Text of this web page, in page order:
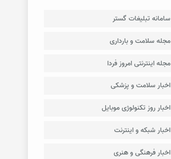
سامانه تبلیغات گستر
مجله سلامت و بارداری
مجله اینترنتی امروز فردا
اخبار سلامت و پزشکی
اخبار روز تکنولوژی موبایل
اخبار شبکه و اینترنت
اخبار فرهنگی و هنری